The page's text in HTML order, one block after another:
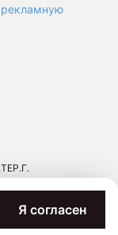
Я согласен
рекламную